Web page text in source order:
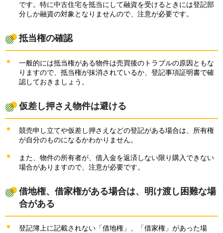
です。特に中古住宅を抵当にして融資を受けるときには登記部
分しか融資の対象となりませんので、注意が必要です。
抵当権の確認
一般的には抵当権がある物件は売買後のトラブルの原因ともな
りますので、抵当権が抹消されているか、登記事項証明書で確
認しておきましょう。
仮差し押さえ物件は避ける
競売申し立てや仮差し押さえなどの登記がある場合は、所有権
が自分のものになるかわかりません。
また、物件の所有者が、借入金を返済しない限り購入できない
場合がありますので、注意が必要です。
借地権、借家権がある場合は、明け渡し困難な場
合がある
登記簿上に記載されない「借地権」、「借家権」があった場